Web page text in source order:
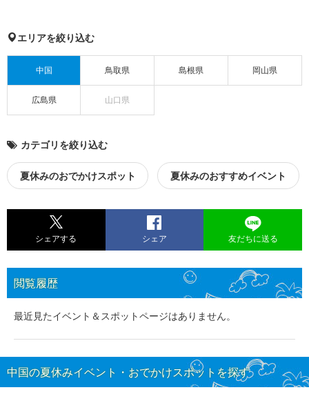
エリアを絞り込む
中国 鳥取県 島根県 岡山県
広島県 山口県
カテゴリを絞り込む
夏休みのおでかけスポット 夏休みのおすすめイベント
シェアする シェア 友だちに送る
閲覧履歴
最近見たイベント＆スポットページはありません。
中国の夏休みイベント・おでかけスポットを探す